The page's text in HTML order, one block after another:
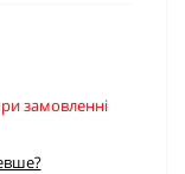
замовленні